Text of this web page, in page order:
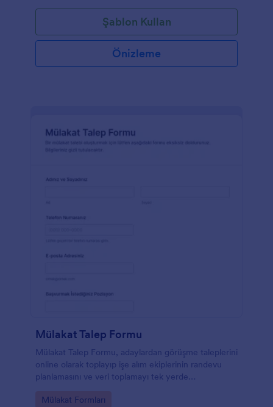
Şablon Kullan
Önizleme
Mülakat Talep Formu
Mülakat Talep Formu, adaylardan görüşme taleplerini
online olarak toplayıp işe alım ekiplerinin randevu
planlamasını ve veri toplamayı tek yerde
Go to Category:
Mülakat Formları